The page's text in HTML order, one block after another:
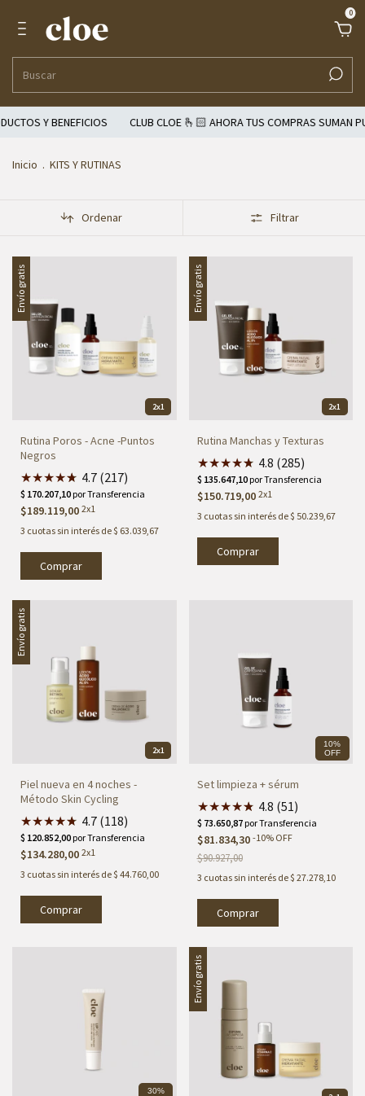
0
CLUB CLOE 🫰🏻 AHORA TUS COMPRAS SUMAN PUNTOS |
Inicio . KITS Y RUTINAS
Ordenar Filtrar
Envío gratis
2x1
Rutina Poros - Acne -Puntos
Negros
★★★★★
★ 4.7 (217)
$189.119,00 2x1
3 cuotas sin interés de$ 63.039,67
Comprar
Envío gratis
2x1
Rutina Manchas y Texturas
★★★★★
★ 4.8 (285)
$150.719,00 2x1
3 cuotas sin interés de$ 50.239,67
Comprar
Envío gratis
2x1
Piel nueva en 4 noches -
Método Skin Cycling
★★★★★
★ 4.7 (118)
$134.280,00 2x1
3 cuotas sin interés de$ 44.760,00
10%
OFF
Set limpieza + sérum
★★★★★
★ 4.8 (51)
$81.834,30 -10% OFF
$90.927,00
3 cuotas sin interés de$ 27.278,10
Comprar
30%
Envío gratis